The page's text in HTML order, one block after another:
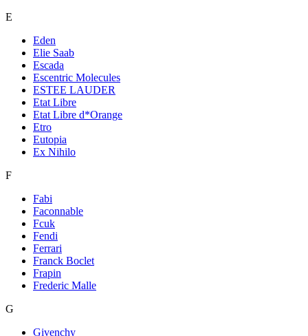
E
Eden
Elie Saab
Escada
Escentric Molecules
ESTEE LAUDER
Etat Libre
Etat Libre d*Orange
Etro
Eutopia
Ex Nihilo
F
Fabi
Faconnable
Fcuk
Fendi
Ferrari
Franck Boclet
Frapin
Frederic Malle
G
Givenchy